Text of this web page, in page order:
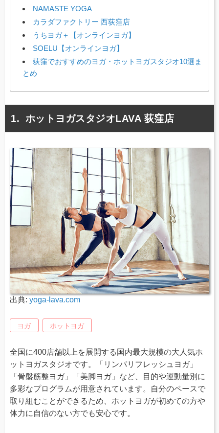
NAMASTE YOGA
カラダファクトリー 西荻窪店
うちヨガ＋【オンラインヨガ】
SOELU【オンラインヨガ】
荻窪でおすすめのヨガ・ホットヨガスタジオ10選ま
とめ
ホットヨガスタジオLAVA 荻窪店
出典: yoga-lava.com
ヨガ ホットヨガ
全国に400店舗以上を展開する国内最大規模の大人気ホ
ットヨガスタジオです。「リンパリフレッシュヨガ」
「骨盤筋整ヨガ」「美脚ヨガ」など、目的や運動量別に
多彩なプログラムが用意されています。自分のペースで
取り組むことができるため、ホットヨガが初めての方や
体力に自信のない方でも安心です。